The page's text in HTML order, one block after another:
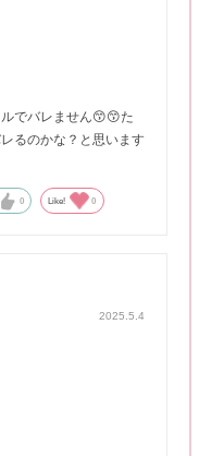
でバレません😙😙た
るのかな？と思います
0 Like! 0
2025.5.4